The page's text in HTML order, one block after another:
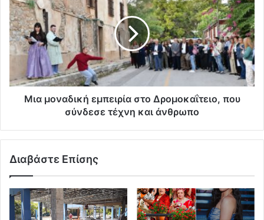
Μια μοναδική εμπειρία στο Δρομοκαΐτειο, που
σύνδεσε τέχνη και άνθρωπο
Διαβάστε Επίσης